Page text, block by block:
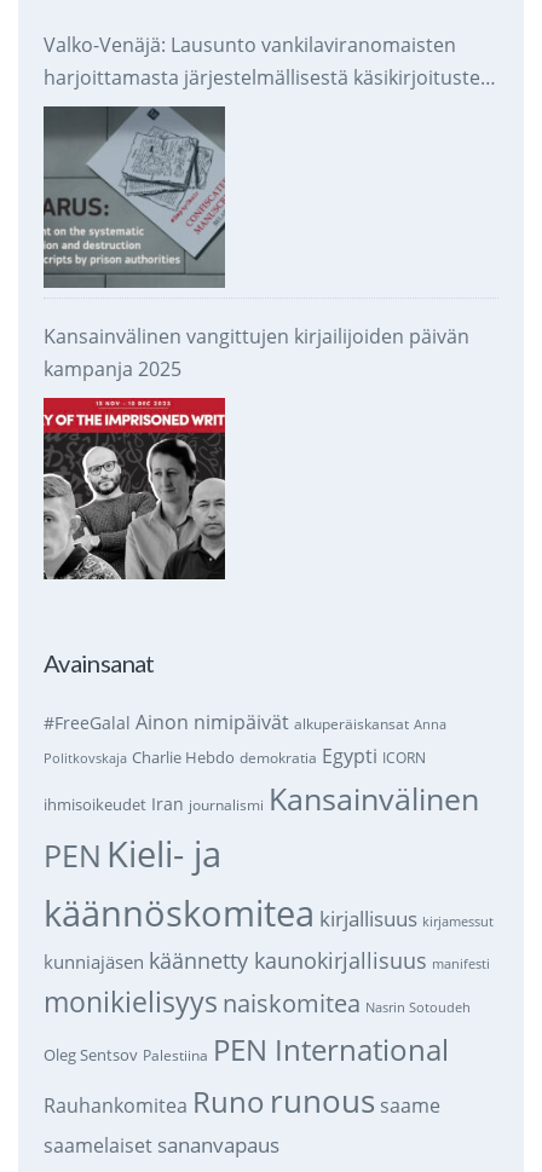
Valko-Venäjä: Lausunto vankilaviranomaisten
harjoittamasta järjestelmällisestä käsikirjoitusten
takavarikoinnista ja tuhoamisesta
Kansainvälinen vangittujen kirjailijoiden päivän
kampanja 2025
Avainsanat
#FreeGalal Ainon nimipäivät alkuperäiskansat Anna
Politkovskaja Charlie Hebdo demokratia Egypti ICORN
ihmisoikeudet Iran journalismi Kansainvälinen
PEN Kieli- ja
käännöskomitea kirjallisuus kirjamessut
kunniajäsen käännetty kaunokirjallisuus manifesti
monikielisyys naiskomitea Nasrin Sotoudeh
Oleg Sentsov Palestiina PEN International
Rauhankomitea Runo runous saame
saamelaiset sananvapaus